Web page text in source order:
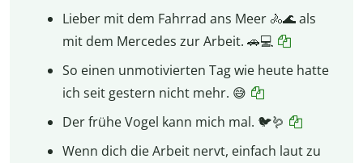
Lieber mit dem Fahrrad ans Meer 🚴🌊 als
mit dem Mercedes zur Arbeit. 🚗💻
So einen unmotivierten Tag wie heute hatte
ich seit gestern nicht mehr. 😅
Der frühe Vogel kann mich mal. 🐦🪱
Wenn dich die Arbeit nervt, einfach laut zu